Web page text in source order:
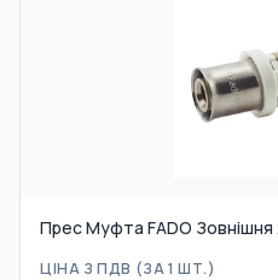
Прес Муфта FADO
ЦІНА З ПДВ (ЗА 1 ШТ.)